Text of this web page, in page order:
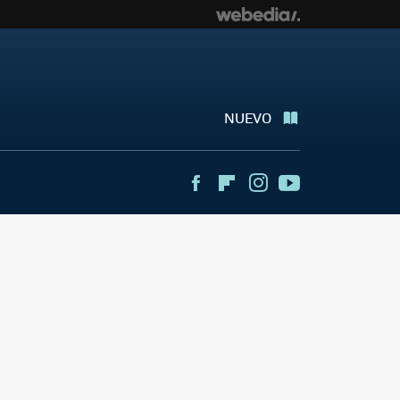
NUEVO
FacebookFlipboardInstagram